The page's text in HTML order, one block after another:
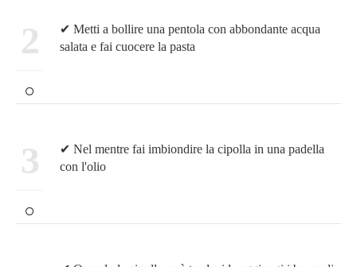
2
✔ Metti a bollire una pentola con abbondante acqua
salata e fai cuocere la pasta
3
✔ Nel mentre fai imbiondire la cipolla in una padella
con l'olio